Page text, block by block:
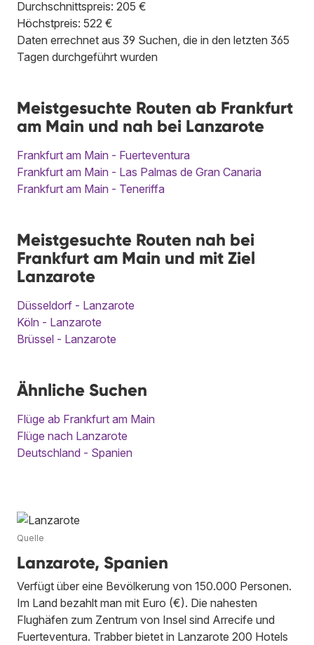
Durchschnittspreis: 205 €
Höchstpreis: 522 €
Daten errechnet aus 39 Suchen, die in den letzten 365
Tagen durchgeführt wurden
Meistgesuchte Routen ab Frankfurt
am Main und nah bei Lanzarote
Frankfurt am Main - Fuerteventura
Frankfurt am Main - Las Palmas de Gran Canaria
Frankfurt am Main - Teneriffa
Meistgesuchte Routen nah bei
Frankfurt am Main und mit Ziel
Lanzarote
Düsseldorf - Lanzarote
Köln - Lanzarote
Brüssel - Lanzarote
Ähnliche Suchen
Flüge ab Frankfurt am Main
Flüge nach Lanzarote
Deutschland - Spanien
Quelle
Lanzarote, Spanien
Verfügt über eine Bevölkerung von 150.000 Personen.
Im Land bezahlt man mit Euro (€). Die nahesten
Flughäfen zum Zentrum von Insel sind Arrecife und
Fuerteventura. Trabber bietet in Lanzarote 200 Hotels